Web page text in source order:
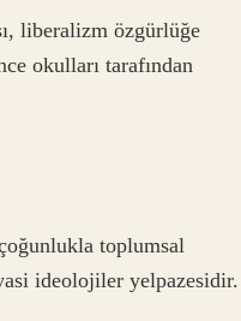
liberalizm özgürlüğe
okulları tarafından
toplumsal
ideolojiler yelpazesidir.